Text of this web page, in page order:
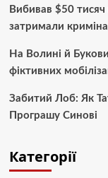
Вибивав $50 тисяч
затримали
На Волині й
фіктивних
Забитий Лоб: Як
Програшу Синові
Категорії